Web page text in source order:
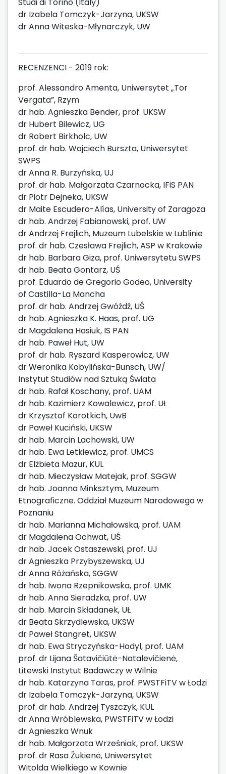
dr Izabela Tomczyk-Jarzyna, UKSW
dr Anna Witeska-Młynarczyk, UW
RECENZENCI - 2019 rok:
prof. Alessandro Amenta, Uniwersytet „Tor
Vergata”, Rzym
dr hab. Agnieszka Bender, prof. UKSW
dr Hubert Bilewicz, UG
dr Robert Birkholc, UW
prof. dr hab. Wojciech Burszta, Uniwersytet
SWPS
dr Anna R. Burzyńska, UJ
prof. dr hab. Małgorzata Czarnocka, IFiS PAN
dr Piotr Dejneka, UKSW
dr Maite Escudero-Alías, University of Zaragoza
dr hab. Andrzej Fabianowski, prof. UW
dr Andrzej Frejlich, Muzeum Lubelskie w Lublinie
prof. dr hab. Czesława Frejlich, ASP w Krakowie
dr hab. Barbara Giza, prof. Uniwersytetu SWPS
dr hab. Beata Gontarz, UŚ
prof. Eduardo de Gregorio Godeo, University
of Castilla-La Mancha
prof. dr hab. Andrzej Gwóźdź, UŚ
dr hab. Agnieszka K. Haas, prof. UG
dr Magdalena Hasiuk, IS PAN
dr hab. Paweł Hut, UW
prof. dr hab. Ryszard Kasperowicz, UW
dr Weronika Kobylińska-Bunsch, UW/
Instytut Studiów nad Sztuką Świata
dr hab. Rafał Koschany, prof. UAM
dr hab. Kazimierz Kowalewicz, prof. UŁ
dr Krzysztof Korotkich, UwB
dr Paweł Kuciński, UKSW
dr hab. Marcin Lachowski, UW
dr hab. Ewa Letkiewicz, prof. UMCS
dr Elżbieta Mazur, KUL
dr hab. Mieczysław Matejak, prof. SGGW
dr hab. Joanna Minksztym, Muzeum
Etnograficzne. Oddział Muzeum Narodowego w
Poznaniu
dr hab. Marianna Michałowska, prof. UAM
dr Magdalena Ochwat, UŚ
dr hab. Jacek Ostaszewski, prof. UJ
dr Agnieszka Przybyszewska, UJ
dr Anna Różańska, SGGW
dr hab. Iwona Rzepnikowska, prof. UMK
dr hab. Anna Sieradzka, prof. UW
dr hab. Marcin Składanek, UŁ
dr Beata Skrzydlewska, UKSW
dr Paweł Stangret, UKSW
dr hab. Ewa Stryczyńska-Hodyl, prof. UAM
prof. dr Lijana Šatavičiūtė-Natalevičienė,
Litewski Instytut Badawczy w Wilnie
dr hab. Katarzyna Taras, prof. PWSTFiTV w Łodzi
dr Izabela Tomczyk-Jarzyna, UKSW
prof. dr hab. Andrzej Tyszczyk, KUL
dr Anna Wróblewska, PWSTFiTV w Łodzi
dr Agnieszka Wnuk
dr hab. Małgorzata Wrześniak, prof. UKSW
prof. dr Rasa Žukienė, Uniwersytet
Witolda Wielkiego w Kownie